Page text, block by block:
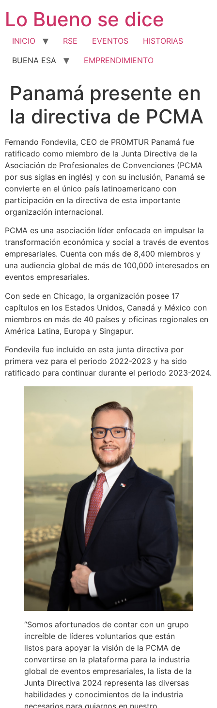
contenido
Lo Bueno se dice
INICIO RSE EVENTOS
HISTORIAS
BUENA ESA
EMPRENDIMIENTO
Panamá presente en
la directiva de PCMA
Fernando Fondevila, CEO de PROMTUR Panamá fue
ratificado como miembro de la Junta Directiva de la
Asociación de Profesionales de Convenciones (PCMA
por sus siglas en inglés) y con su inclusión, Panamá se
convierte en el único país latinoamericano con
participación en la directiva de esta importante
organización internacional.
PCMA es una asociación líder enfocada en impulsar la
transformación económica y social a través de eventos
empresariales. Cuenta con más de 8,400 miembros y
una audiencia global de más de 100,000 interesados ​​en
eventos empresariales.
Con sede en Chicago, la organización posee 17
capítulos en los Estados Unidos, Canadá y México con
miembros en más de 40 países y oficinas regionales en
América Latina, Europa y Singapur.
Fondevila fue incluido en esta junta directiva por
primera vez para el periodo 2022-2023 y ha sido
ratificado para continuar durante el periodo 2023-2024.
“Somos afortunados de contar con un grupo
increíble de líderes voluntarios que están
listos para apoyar la visión de la PCMA de
convertirse en la plataforma para la industria
global de eventos empresariales, la lista de la
Junta Directiva 2024 representa las diversas
habilidades y conocimientos de la industria